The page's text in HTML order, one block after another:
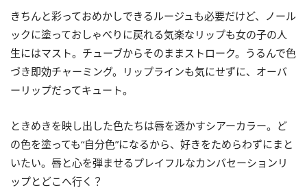
きちんと彩っておめかしできるルージュも必要だけど、ノール
ックに塗っておしゃべりに戻れる気楽なリップも女の子の人
生にはマスト。チューブからそのままストローク。うるんで色
づき即効チャーミング。リップラインも気にせずに、オーバ
ーリップだってキュート。
ときめきを映し出した色たちは唇を透かすシアーカラー。ど
の色を塗っても“自分色”になるから、好きをためらわずにまと
いたい。唇と心を弾ませるプレイフルなカンバセーションリ
ップとどこへ行く？